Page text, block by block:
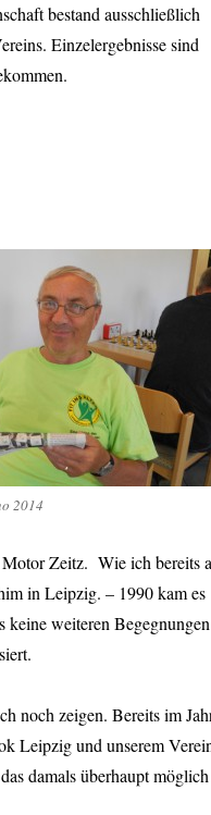
bestand ausschließlich
Einzelergebnisse sind
2014
Motor Zeitz. Wie ich bereits
in Leipzig. – 1990 kam es
keine weiteren Begegnungen
noch zeigen. Bereits im
Leipzig und unserem
damals überhaupt möglich